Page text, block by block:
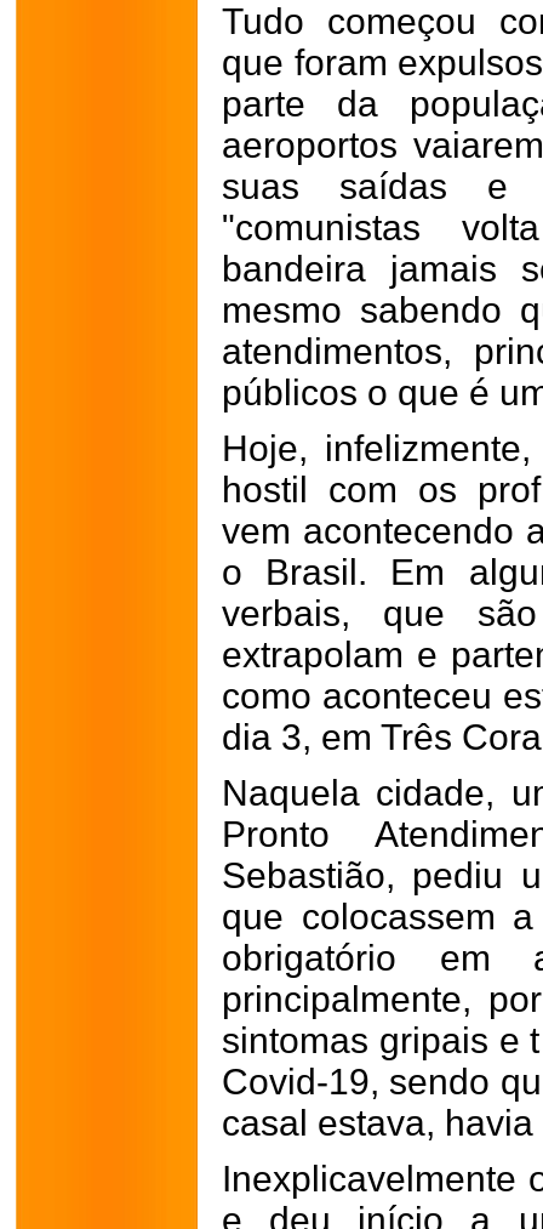
Tudo começou
que foram
parte da
aeroportos
suas saídas e
"comunistas
bandeira jamais
mesmo sabendo
atendimentos,
públicos o que é
Hoje,
hostil com os
vem acontecendo
o Brasil. Em
verbais, que
extrapolam e
como aconteceu
dia 3, em Três
Naquela cidade,
Pronto
Sebastião, pediu
que colocassem
obrigatório em
principalmente,
sintomas gripais e
Covid-19, sendo
casal estava,
Inexplicavelmente
e deu início a